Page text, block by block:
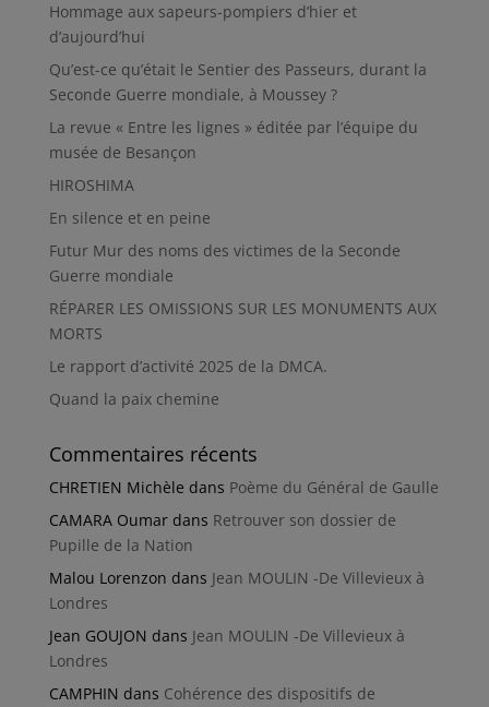
Hommage aux sapeurs-pompiers d’hier et
d’aujourd’hui
Qu’est-ce qu’était le Sentier des Passeurs, durant la
Seconde Guerre mondiale, à Moussey ?
La revue « Entre les lignes » éditée par l’équipe du
musée de Besançon
HIROSHIMA
En silence et en peine
Futur Mur des noms des victimes de la Seconde
Guerre mondiale
RÉPARER LES OMISSIONS SUR LES MONUMENTS AUX
MORTS
Le rapport d’activité 2025 de la DMCA.
Quand la paix chemine
Commentaires récents
CHRETIEN Michèle dans Poème du Général de Gaulle
CAMARA Oumardans Retrouver son dossier de
Pupille de la Nation
Malou Lorenzon dans Jean MOULIN -De Villevieux à
Londres
Jean GOUJON dans Jean MOULIN -De Villevieux à
Londres
CAMPHIN dans Cohérence des dispositifs de